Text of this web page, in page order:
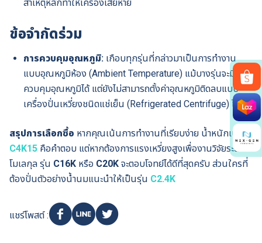
Search
สาเหตุหลักทำให้เครื่องเสียหาย
ข้อจำกัดร่วม
การควบคุมอุณหภูมิ: เกือบทุกรุ่นที่กล่าวมาเป็นการทำงาน
แบบอุณหภูมิห้อง (Ambient Temperature) แม้บางรุ่นจะมี
ควบคุมอุณหภูมิได้ แต่ยังไม่สามารถตั้งค่าอุณหภูมิติดลบแบบ
เครื่องปั่นเหวี่ยงชนิดแช่เย็น (Refrigerated Centrifuge) ได้
สรุปการเลือกซื้อ หากคุณเน้นการทำงานที่เรียบง่าย น้ำหนักเบา
C4K15 คือคำตอบ แต่หากต้องการแรงเหวี่ยงสูงเพื่องานวิจัยระดับ
โมเลกุล รุ่น C16K หรือ C20K จะตอบโจทย์ได้ดีที่สุดครับ ส่วนใครที่
ต้องปั่นตัวอย่างน้ำนมแนะนำให้เป็นรุ่น C2.4K
แชร์โพสต์ :